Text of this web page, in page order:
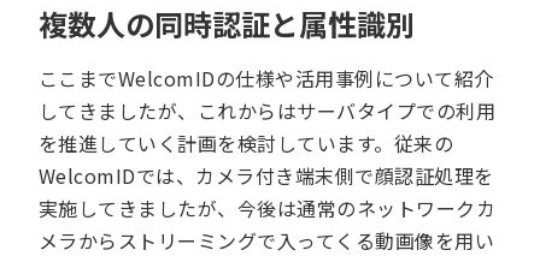
複数人の同時認証と属性識別
ここまでWelcomIDの仕様や活用事例について紹介
してきましたが、これからはサーバタイプでの利用
を推進していく計画を検討しています。従来の
WelcomIDでは、カメラ付き端末側で顔認証処理を
実施してきましたが、今後は通常のネットワークカ
メラからストリーミングで入ってくる動画像を用い